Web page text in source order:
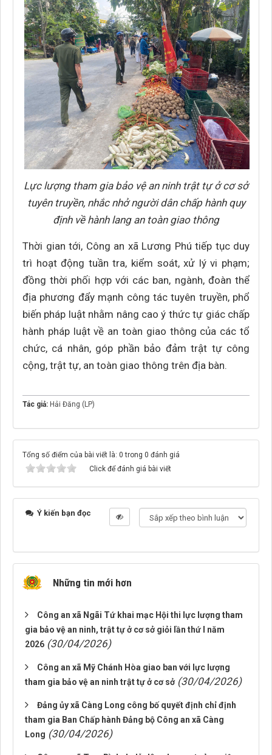
Lực lượng tham gia bảo vệ an ninh trật tự ở cơ sở
tuyên truyền, nhắc nhở người dân chấp hành quy
định về hành lang an toàn giao thông
Thời gian tới, Công an xã Lương Phú tiếp tục duy
trì hoạt động tuần tra, kiểm soát, xử lý vi phạm;
đồng thời phối hợp với các ban, ngành, đoàn thể
địa phương đẩy mạnh công tác tuyên truyền, phổ
biến pháp luật nhằm nâng cao ý thức tự giác chấp
hành pháp luật về an toàn giao thông của các tổ
chức, cá nhân, góp phần bảo đảm trật tự công
cộng, trật tự, an toàn giao thông trên địa bàn.
Tác giả: Hải Đăng (LP)
Tổng số điểm của bài viết là: 0 trong 0 đánh giá
Click để đánh giá bài viết
Ý kiến bạn đọc
Những tin mới hơn
Công an xã Ngãi Tứ khai mạc Hội thi lực lượng tham
gia bảo vệ an ninh, trật tự ở cơ sở giỏi lần thứ I năm
2026 (30/04/2026)
Công an xã Mỹ Chánh Hòa giao ban với lực lượng
tham gia bảo vệ an ninh trật tự ở cơ sở (30/04/2026)
Đảng ủy xã Càng Long công bố quyết định chỉ định
tham gia Ban Chấp hành Đảng bộ Công an xã Càng
Long (30/04/2026)